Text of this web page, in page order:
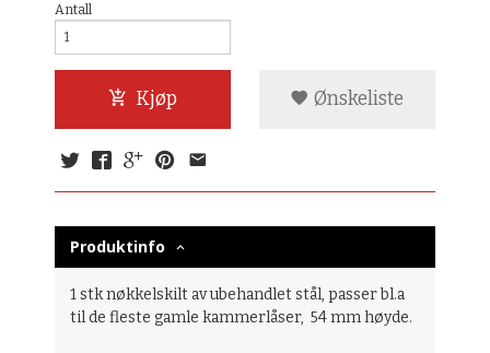
Antall
Kjøp Ønskeliste
Produktinfo
1 stk nøkkelskilt av ubehandlet stål, passer bl.a
til de fleste gamle kammerlåser, 54 mm høyde.